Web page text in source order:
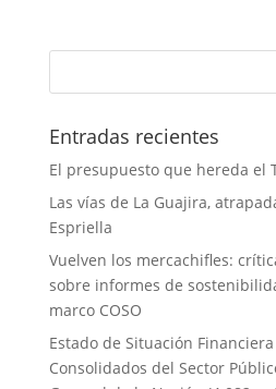
Entradas recientes
El presupuesto que hereda el
Las vías de La Guajira,
Espriella
Vuelven los mercachifles:
sobre informes de
marco COSO
Estado de Situación
Consolidados del Sector